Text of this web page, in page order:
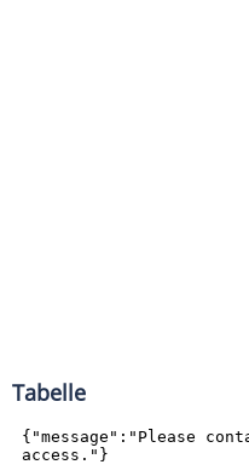
Tabelle